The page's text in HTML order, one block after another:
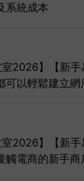
系統成本
室2026】【新
可以輕鬆建立網
室2026】【新
觸電商的新手商